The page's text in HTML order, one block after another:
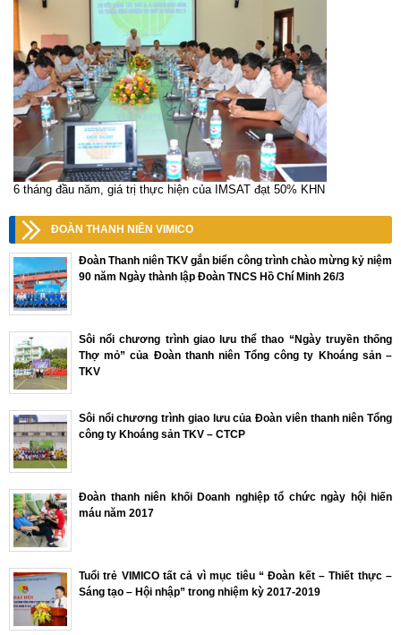
6 tháng đầu năm, giá trị thực hiện của IMSAT đạt 50% KHN
ĐOÀN THANH NIÊN VIMICO
Đoàn Thanh niên TKV gắn biển công trình chào mừng kỷ niệm
90 năm Ngày thành lập Đoàn TNCS Hồ Chí Minh 26/3
Sôi nổi chương trình giao lưu thể thao “Ngày truyền thống
Thợ mỏ” của Đoàn thanh niên Tổng công ty Khoáng sản –
TKV
Sôi nổi chương trình giao lưu của Đoàn viên thanh niên Tổng
công ty Khoáng sản TKV – CTCP
Đoàn thanh niên khối Doanh nghiệp tổ chức ngày hội hiến
máu năm 2017
Tuổi trẻ VIMICO tất cả vì mục tiêu “ Đoàn kết – Thiết thực –
Sáng tạo – Hội nhập” trong nhiệm kỳ 2017-2019